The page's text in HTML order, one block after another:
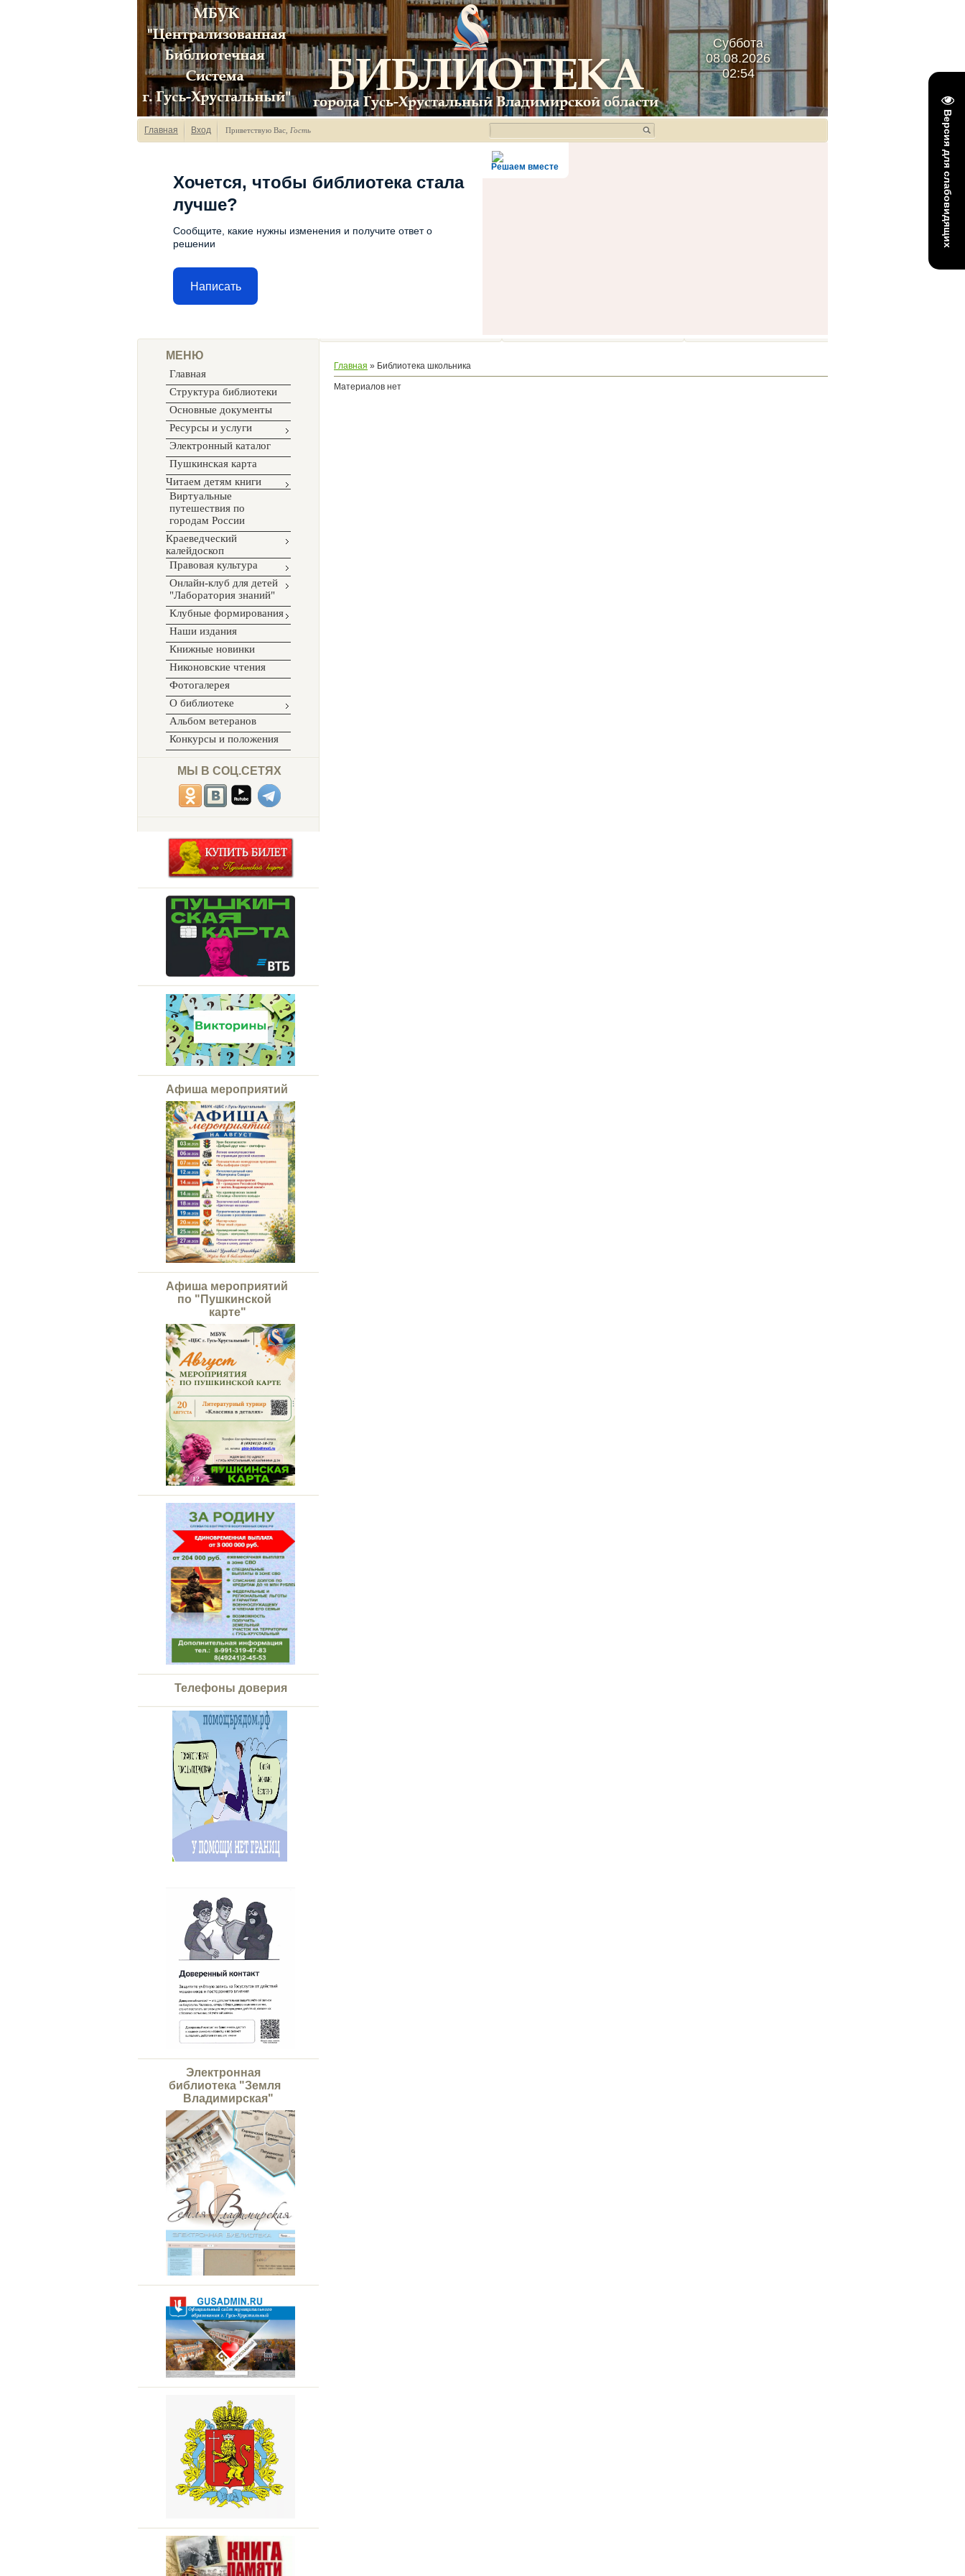
Версия для слабовидящих
Суббота
08.08.2026
02:54
Главная Вход Приветствую Вас Гость
Решаем вместе
Хочется, чтобы библиотека стала
лучше?
Сообщите, какие нужны изменения и получите ответ о
решении
Написать
МЕНЮ
Главная
Структура библиотеки
Основные документы
Ресурсы и услуги
Электронный каталог
Пушкинская карта
Читаем детям книги
Виртуальные
путешествия по
городам России
Краеведческий
калейдоскоп
Правовая культура
Онлайн-клуб для детей
"Лаборатория знаний"
Клубные формирования
Наши издания
Книжные новинки
Никоновские чтения
Фотогалерея
О библиотеке
Альбом ветеранов
Конкурсы и положения
МЫ В СОЦ.СЕТЯХ
Афиша мероприятий
Афиша мероприятий
по "Пушкинской
карте"
Телефоны доверия
Электронная
библиотека "Земля
Владимирская"
Главная » Библиотека школьника
Материалов нет